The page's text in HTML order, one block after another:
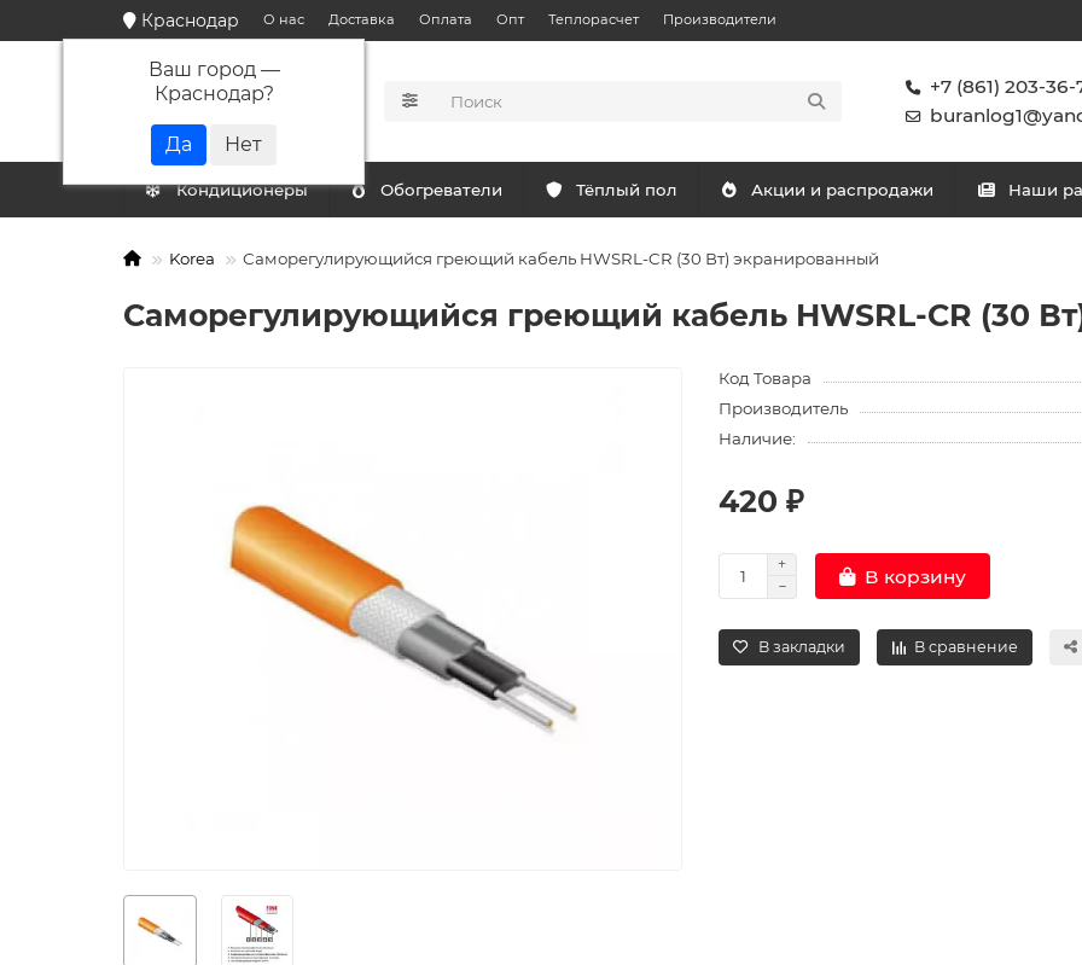
Краснодар
Ваш город —
Краснодар?
О нас Доставка Оплата Опт Теплорасчет Производители
КАТАЛОГ
+7 (861) 203-36-
Кондиционеры Обогреватели Тёплый пол Акции и распродажи Наши
Korea Саморегулирующийся греющий кабель HWSRL-CR (30 Вт) экранированный
Саморегулирующийся греющий кабель HWSRL-CR (30
Код Товара
Производитель
Наличие:
420 ₽
В корзину
В закладки В сравнение